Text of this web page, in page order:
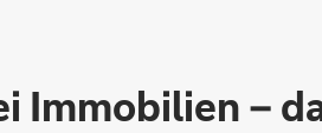
Immobilien –